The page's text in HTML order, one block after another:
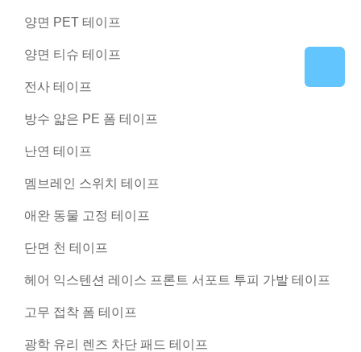
양면 PET 테이프
양면 티슈 테이프
전사 테이프
방수 얇은 PE 폼 테이프
난연 테이프
멤브레인 스위치 테이프
애완 동물 고정 테이프
단면 천 테이프
헤어 익스텐션 레이스 프론트 서포트 투피 가발 테이프
고무 접착 폼 테이프
광학 유리 렌즈 차단 패드 테이프